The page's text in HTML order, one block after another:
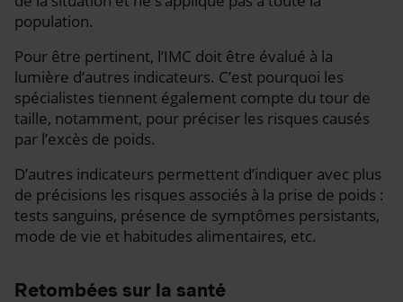
population.
Pour être pertinent, l’IMC doit être évalué à la
lumière d’autres indicateurs. C’est pourquoi les
spécialistes tiennent également compte du tour de
taille, notamment, pour préciser les risques causés
par l’excès de poids.
D’autres indicateurs permettent d’indiquer avec plus
de précisions les risques associés à la prise de poids :
tests sanguins, présence de symptômes persistants,
mode de vie et habitudes alimentaires, etc.
Retombées sur la santé